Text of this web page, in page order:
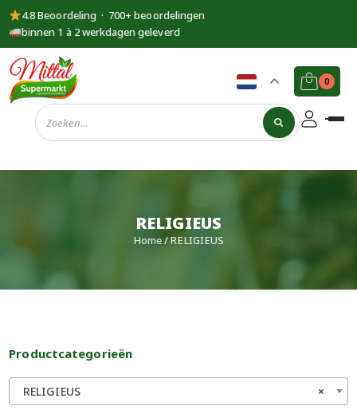
4.8 Beoordeling · 700+ beoordelingen
binnen 1 à 2 werkdagen geleverd
Supermarkt
Mittal
0
RELIGIEUS
Home/ RELIGIEUS
Productcategorieën
×
RELIGIEUS